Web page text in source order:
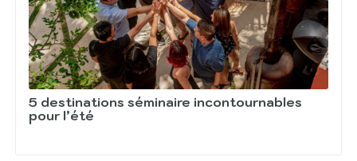
5 destinations séminaire incontournables
pour l’été